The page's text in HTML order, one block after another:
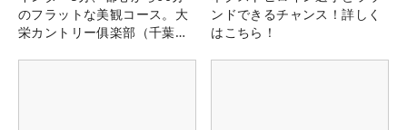
のフラットな美観コース。大
栄カントリー俱楽部（千葉
ンドできるチャンス！詳しく
はこちら！